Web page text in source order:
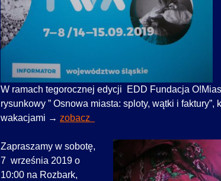
W ramach tegorocznej edycji EDD Fundacja
rysunkowy ” Osnowa miasta: sploty, wątki i
wakacjami → zobacz
Zapraszamy w sobotę,
7 września 2019 o
10:00 na Rozbark,